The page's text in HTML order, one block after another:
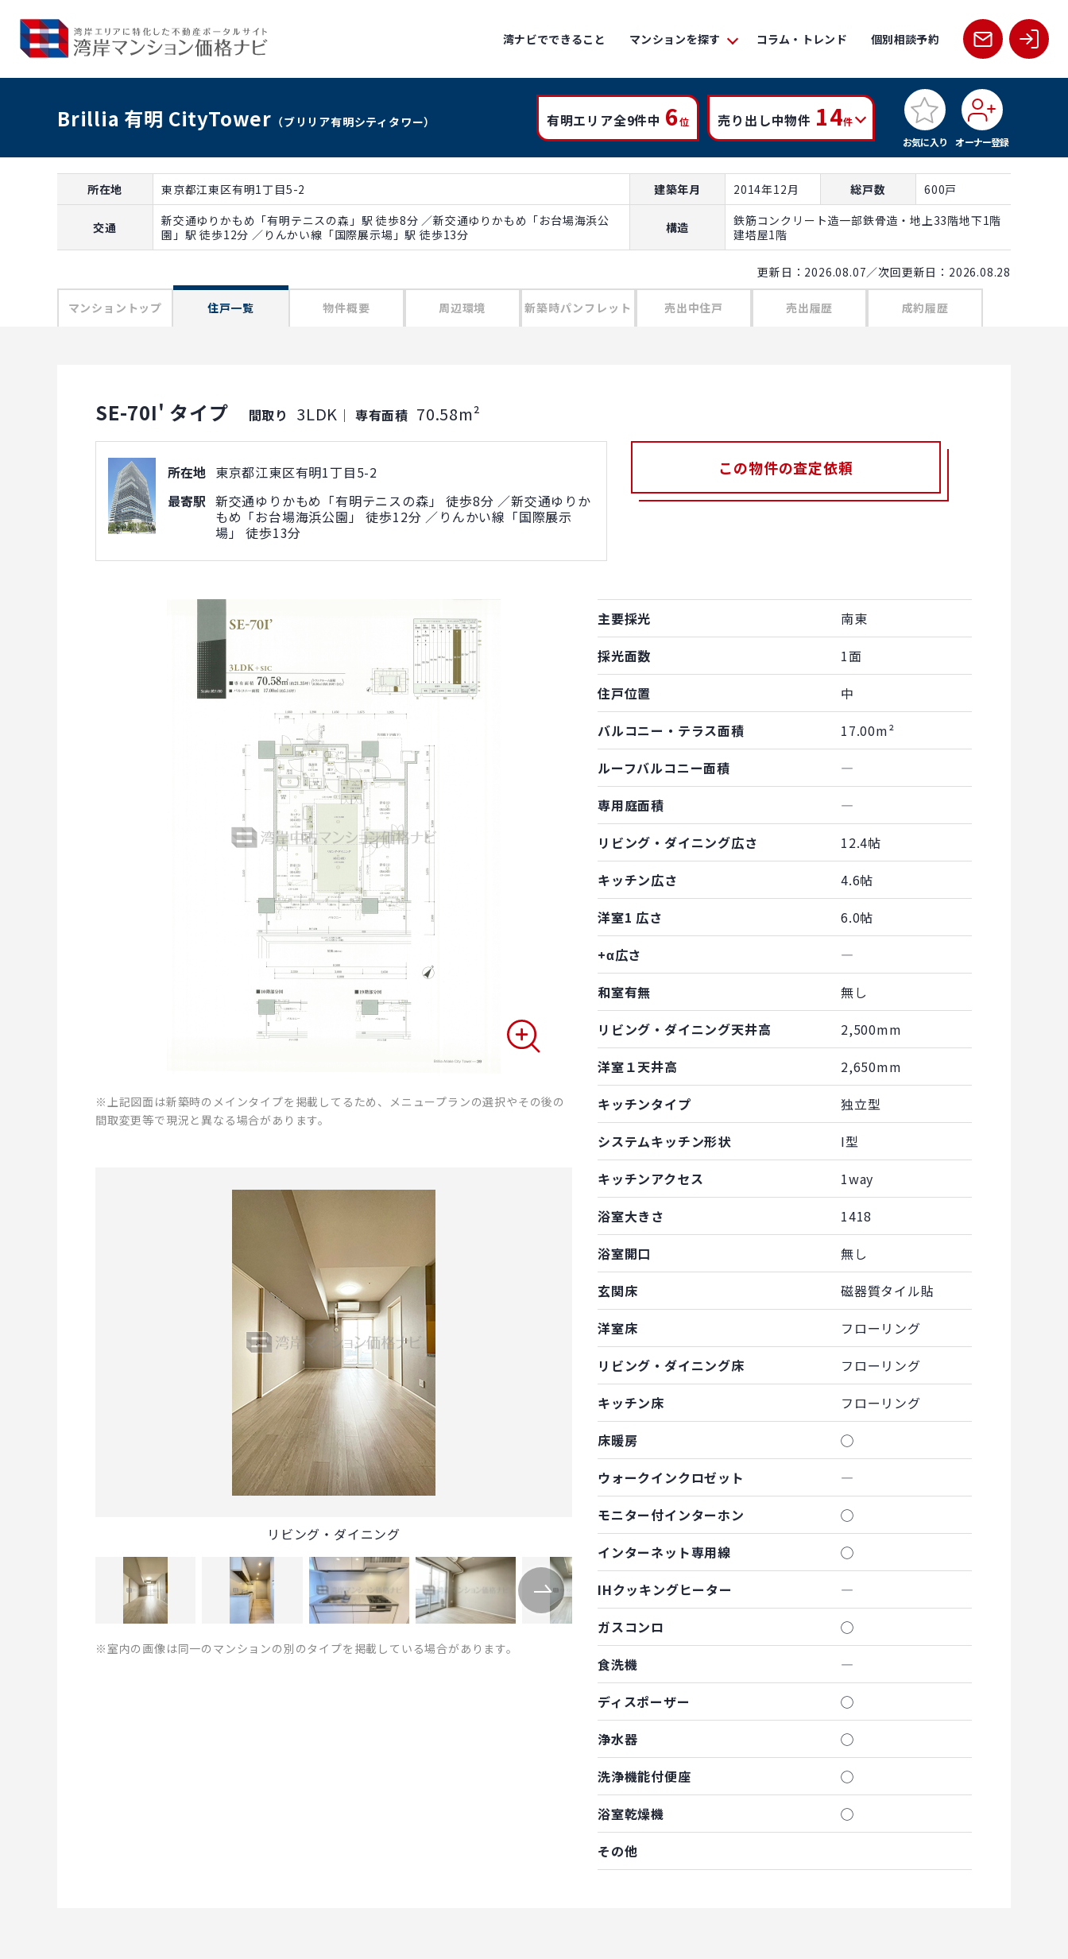
湾ナビでできること マンションを探す コラム・トレンド 個別相談予約
Brillia 有明 CityTower （ブリリア有明シティタワー） 有明エリア全9件中 6位 売り出し中物件 14件
お気に入り
オーナー登録
所在地 東京都江東区有明1丁目5-2 建築年月 2014年12月 総戸数 600戸
交通
新交通ゆりかもめ「有明テニスの森」駅 徒歩8分 ／新交通ゆりかもめ「お台場海浜公
園」駅 徒歩12分 ／りんかい線「国際展示場」駅 徒歩13分
構造
鉄筋コンクリート造一部鉄骨造・地上33階地下1階
建塔屋1階
更新日：2026.08.07／次回更新日：2026.08.28
マンショントップ 住戸一覧 物件概要 周辺環境 新築時パンフレット 売出中住戸 売出履歴 成約履歴
SE-70I' タイプ 間取り 3LDK ｜ 専有面積 70.58m²
所在地 東京都江東区有明1丁目5-2
最寄駅 新交通ゆりかもめ「有明テニスの森」 徒歩8分 ／新交通ゆりか
もめ「お台場海浜公園」 徒歩12分 ／りんかい線「国際展示
場」 徒歩13分
この物件の査定依頼
※上記図面は新築時のメインタイプを掲載してるため、メニュープランの選択やその後の
間取変更等で現況と異なる場合があります。
リビング・ダイニング
※室内の画像は同一のマンションの別のタイプを掲載している場合があります。
主要採光
南東
採光面数
1面
住戸位置
中
バルコニー・テラス面積
17.00m²
ルーフバルコニー面積
―
専用庭面積
―
リビング・ダイニング広さ
12.4帖
キッチン広さ
4.6帖
洋室1 広さ
6.0帖
+α広さ
―
和室有無
無し
リビング・ダイニング天井高
2,500mm
洋室１天井高
2,650mm
キッチンタイプ
独立型
システムキッチン形状
I型
キッチンアクセス
1way
浴室大きさ
1418
浴室開口
無し
玄関床
磁器質タイル貼
洋室床
フローリング
リビング・ダイニング床
フローリング
キッチン床
フローリング
床暖房
◯
ウォークインクロゼット
―
モニター付インターホン
◯
インターネット専用線
◯
IHクッキングヒーター
―
ガスコンロ
◯
食洗機
―
ディスポーザー
◯
浄水器
◯
洗浄機能付便座
◯
浴室乾燥機
◯
その他